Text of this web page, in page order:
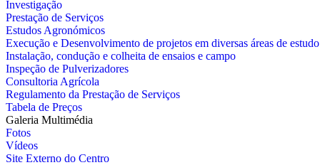
Investigação
Prestação de Serviços
Estudos Agronómicos
Execução e Desenvolvimento de projetos em diversas áreas de estudo
Instalação, condução e colheita de ensaios e campo
Inspeção de Pulverizadores
Consultoria Agrícola
Regulamento da Prestação de Serviços
Tabela de Preços
Galeria Multimédia
Fotos
Vídeos
Site Externo do Centro